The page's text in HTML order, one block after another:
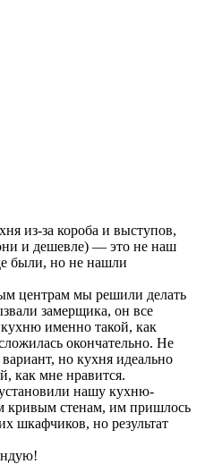
из-за короба и выступов,
и дешевле) — это не наш
были, но не нашли
центрам мы решили делать
замерщика, он все
именно такой, как
окончательно. Не
но кухня идеально
как мне нравится.
нашу кухню-
кривым стенам, им пришлось
шкафчиков, но результат